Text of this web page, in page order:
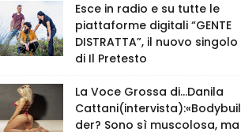
Esce in radio e su tutte le
piattaforme digitali “GENTE
DISTRATTA”, il nuovo singolo
di Il Pretesto
La Voce Grossa di…Danila
Cattani(intervista):«Bodybuil
der? Sono sì muscolosa, ma